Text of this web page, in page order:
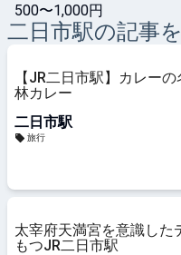
500〜1,000円
二日市駅の記事
【JR二日市駅】カレー
林カレー
二日市駅
旅行
太宰府天満宮を意識した
もつJR二日市駅